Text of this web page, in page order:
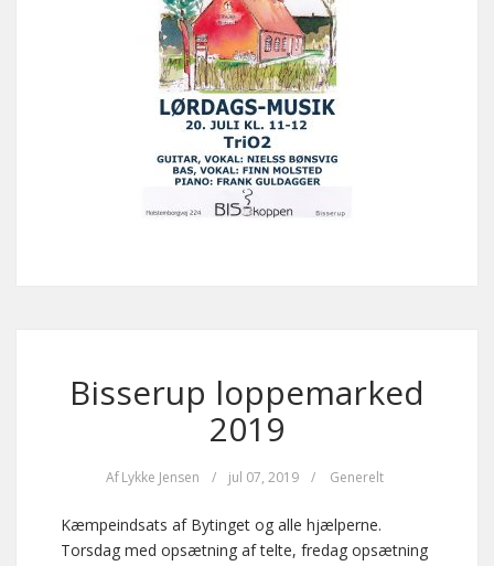
Bisserup loppemarked
2019
Af Lykke Jensen / jul 07, 2019 / Generelt
Kæmpeindsats af Bytinget og alle hjælperne.
Torsdag med opsætning af telte, fredag opsætning